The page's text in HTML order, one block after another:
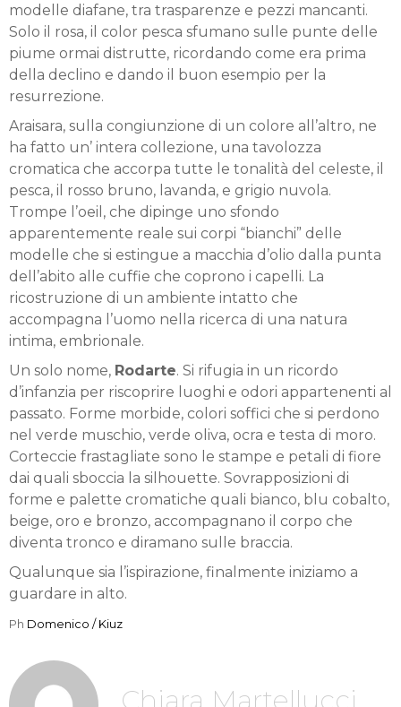
modelle diafane, tra trasparenze e pezzi mancanti.
Solo il rosa, il color pesca sfumano sulle punte delle
piume ormai distrutte, ricordando come era prima
della declino e dando il buon esempio per la
resurrezione.
Araisara, sulla congiunzione di un colore all’altro, ne
ha fatto un’ intera collezione, una tavolozza
cromatica che accorpa tutte le tonalità del celeste, il
pesca, il rosso bruno, lavanda, e grigio nuvola.
Trompe l’oeil, che dipinge uno sfondo
apparentemente reale sui corpi “bianchi” delle
modelle che si estingue a macchia d’olio dalla punta
dell’abito alle cuffie che coprono i capelli. La
ricostruzione di un ambiente intatto che
accompagna l’uomo nella ricerca di una natura
intima, embrionale.
Un solo nome, Rodarte. Si rifugia in un ricordo
d’infanzia per riscoprire luoghi e odori appartenenti al
passato. Forme morbide, colori soffici che si perdono
nel verde muschio, verde oliva, ocra e testa di moro.
Corteccie frastagliate sono le stampe e petali di fiore
dai quali sboccia la silhouette. Sovrapposizioni di
forme e palette cromatiche quali bianco, blu cobalto,
beige, oro e bronzo, accompagnano il corpo che
diventa tronco e diramano sulle braccia.
Qualunque sia l’ispirazione, finalmente iniziamo a
guardare in alto.
Ph Domenico / Kiuz